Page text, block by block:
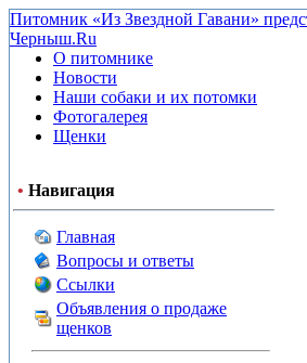
Питомник «Из Звездной Гавани»
Черныш.Ru
О питомнике
Новости
Наши собаки и их потомки
Фотогалерея
Щенки
• Навигация
Главная
Вопросы и ответы
Ссылки
Объявления о продаже
щенков